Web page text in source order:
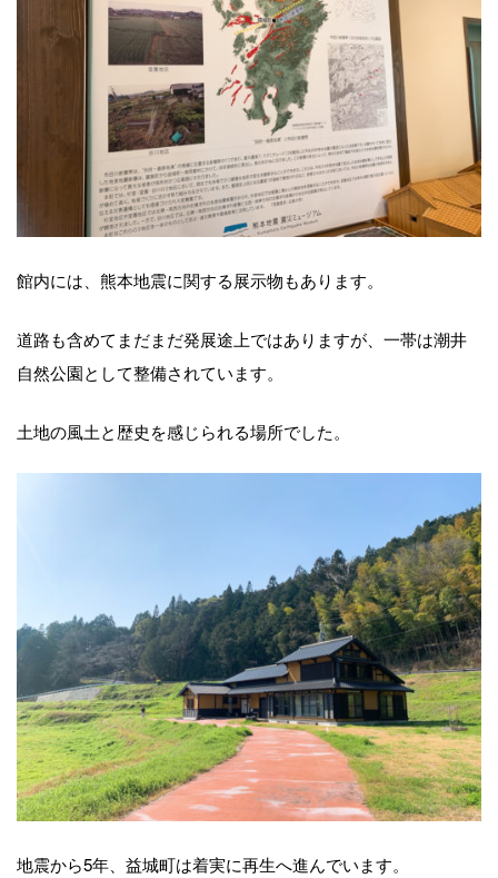
館内には、熊本地震に関する展示物もあります。
道路も含めてまだまだ発展途上ではありますが、一帯は潮井
自然公園として整備されています。
土地の風土と歴史を感じられる場所でした。
地震から5年、益城町は着実に再生へ進んでいます。